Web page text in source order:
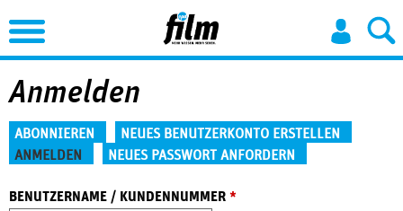
Jump to Navigation
Anmelden
Haupt-Reiter
ABONNIEREN
NEUES BENUTZERKONTO ERSTELLEN
ANMELDEN
NEUES PASSWORT ANFORDERN
BENUTZERNAME / KUNDENNUMMER *